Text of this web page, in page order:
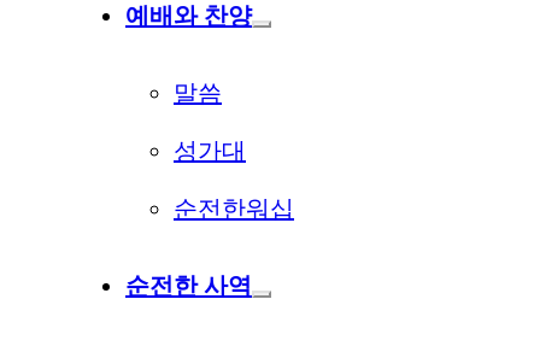
예배와 찬양
말씀
성가대
순전한워십
순전한 사역